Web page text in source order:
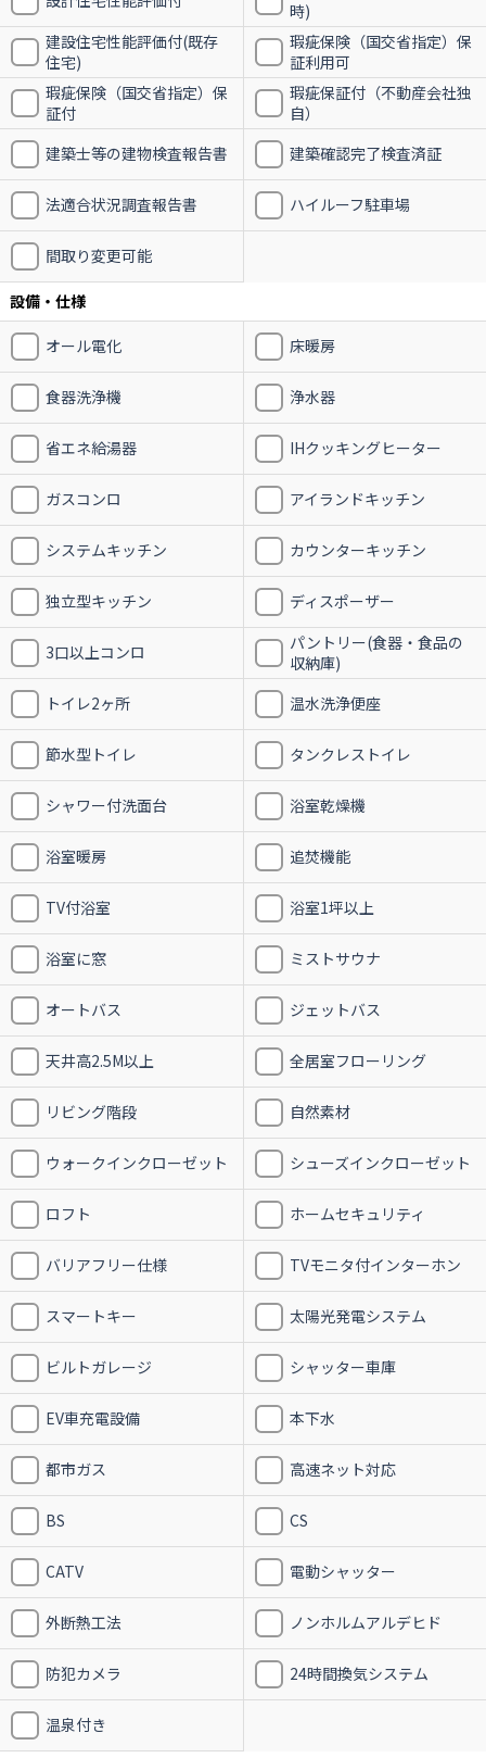
時)
建設住宅性能評価付(既存
住宅)
瑕疵保険（国交省指定）保
証利用可
瑕疵保険（国交省指定）保
証付
瑕疵保証付（不動産会社独
自）
建築士等の建物検査報告書
建築確認完了検査済証
法適合状況調査報告書 ハイルーフ駐車場
間取り変更可能
設備・仕様
オール電化 床暖房
食器洗浄機 浄水器
省エネ給湯器 IHクッキングヒーター
ガスコンロ アイランドキッチン
システムキッチン カウンターキッチン
独立型キッチン ディスポーザー
3口以上コンロ
パントリー(食器・食品の
収納庫)
トイレ2ヶ所
温水洗浄便座
節水型トイレ タンクレストイレ
シャワー付洗面台 浴室乾燥機
浴室暖房 追焚機能
TV付浴室 浴室1坪以上
浴室に窓 ミストサウナ
オートバス ジェットバス
天井高2.5M以上 全居室フローリング
リビング階段 自然素材
ウォークインクローゼット シューズインクローゼット
ロフト ホームセキュリティ
バリアフリー仕様 TVモニタ付インターホン
スマートキー 太陽光発電システム
ビルトガレージ シャッター車庫
EV車充電設備 本下水
都市ガス 高速ネット対応
BS CS
CATV 電動シャッター
外断熱工法 ノンホルムアルデヒド
防犯カメラ 24時間換気システム
温泉付き